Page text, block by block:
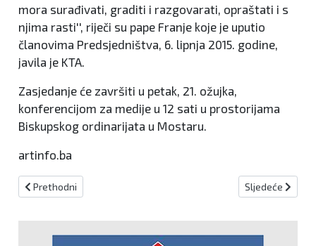
mora surađivati, graditi i razgovarati, opraštati i s
njima rasti'', riječi su pape Franje koje je uputio
članovima Predsjedništva, 6. lipnja 2015. godine,
javila je KTA.
Zasjedanje će završiti u petak, 21. ožujka,
konferencijom za medije u 12 sati u prostorijama
Biskupskog ordinarijata u Mostaru.
artinfo.ba
Prethodni članak: Marić i Vidović u Zagrebu: Razvojni projekti i
Prethodni Sljedeći
Sljedeće